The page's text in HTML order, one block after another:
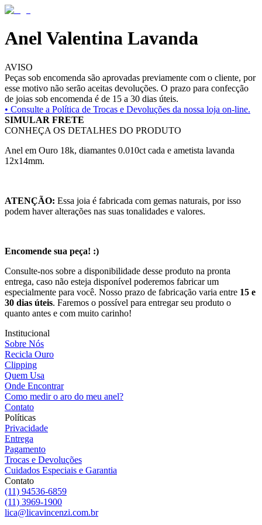
Anel Valentina Lavanda
AVISO
Peças sob encomenda são aprovadas previamente com o cliente, por
esse motivo não serão aceitas devoluções. O prazo para confecção
de joias sob encomenda é de 15 a 30 dias úteis.
• Consulte a Política de Trocas e Devoluções da nossa loja on-line.
SIMULAR FRETE
CONHEÇA OS DETALHES DO PRODUTO
Anel em Ouro 18k, diamantes 0.010ct cada e ametista lavanda
12x14mm.
ATENÇÃO: Essa joia é fabricada com gemas naturais, por isso
podem haver alterações nas suas tonalidades e valores.
Encomende sua peça! :)
Consulte-nos sobre a disponibilidade desse produto na pronta
entrega, caso não esteja disponível poderemos fabricar um
especialmente para você. Nosso prazo de fabricação varia entre 15 e
30 dias úteis. Faremos o possível para entregar seu produto o
quanto antes e com muito carinho!
Institucional
Sobre Nós
Recicla Ouro
Clipping
Quem Usa
Onde Encontrar
Como medir o aro do meu anel?
Contato
Políticas
Privacidade
Entrega
Pagamento
Trocas e Devoluções
Cuidados Especiais e Garantia
Contato
(11) 94536-6859
(11) 3969-1900
lica@licavincenzi.com.br